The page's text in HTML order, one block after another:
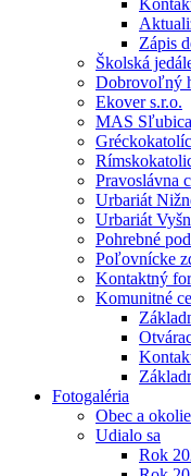
Zápis
Školská
Dobrovoľný
Ekover s.r.o.
MAS Sľubica
Pravoslávna
Urbariát
Urbariát
Pohrebné
Poľovnícke
Kontaktný
Komunitné
Fotogaléria
Obec a okolie
Udialo sa
Rok